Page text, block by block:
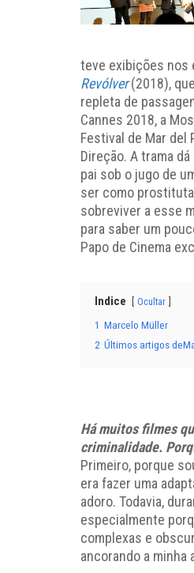
teve exibições nos
Revólver(2018),
repleta de
Cannes 2018, a
Festival de Mar del
Direção. A trama
pai sob o jugo de
ser como
sobreviver a esse
para saber um
Papo de Cinema
Indice Ocultar
1 Marcelo Müller
2 Últimos artigos
Há muitos filmes
criminalidade.
Primeiro, porque
era fazer uma
adoro. Todavia,
especialmente
complexas e
ancorando a minha